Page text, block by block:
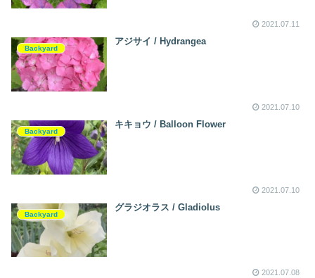
2021.07.11
Backyard
アジサイ / Hydrangea
2021.07.10
Backyard
キキョウ / Balloon Flower
2021.07.10
Backyard
グラジオラス / Gladiolus
2021.07.08